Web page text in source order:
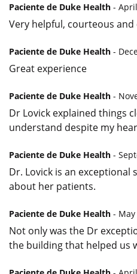
Paciente de Duke Health -
Very helpful, courteous and
Paciente de Duke Health -
Great experience
Paciente de Duke Health -
Dr Lovick explained things
understand despite my
Paciente de Duke Health -
Dr. Lovick is an exceptional
about her patients.
Paciente de Duke Health -
Not only was the Dr
the building that helped us